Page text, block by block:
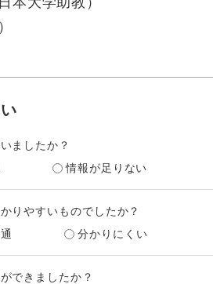
ましたか？
情報が足りない
りやすいものでしたか？
分かりにくい
できましたか？